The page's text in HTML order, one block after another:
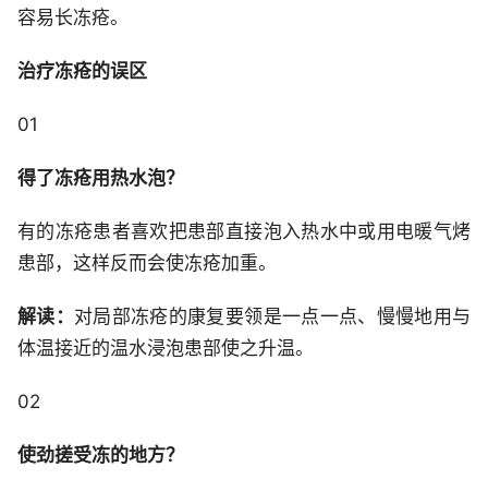
容易长冻疮。
治疗冻疮的误区
01
得了冻疮用热水泡？
有的冻疮患者喜欢把患部直接泡入热水中或用电暖气烤
患部，这样反而会使冻疮加重。
解读： 对局部冻疮的康复要领是一点一点、慢慢地用与
体温接近的温水浸泡患部使之升温。
02
使劲搓受冻的地方？